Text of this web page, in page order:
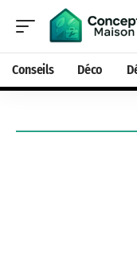
Conseils Déco